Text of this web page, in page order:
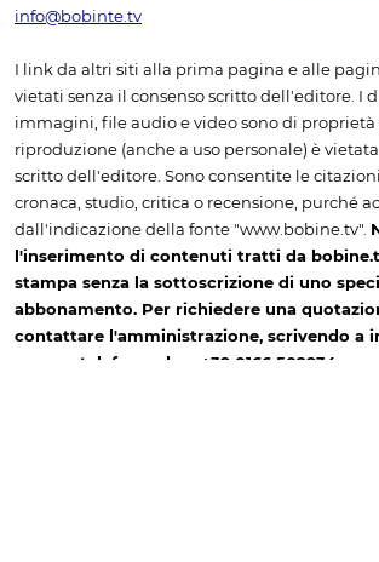
info@bobinte.tv
I link da altri siti alla prima pagina e alle
vietati senza il consenso scritto dell'editore. I
immagini, file audio e video sono di proprietà
riproduzione (anche a uso personale) è
scritto dell'editore. Sono consentite le
cronaca, studio, critica o recensione, purché
dall'indicazione della fonte "www.bobine.tv".
l'inserimento di contenuti tratti da
stampa senza la sottoscrizione di uno
abbonamento. Per richiedere una
contattare l'amministrazione, scrivendo a
oppure telefonando a +39 0166 502934